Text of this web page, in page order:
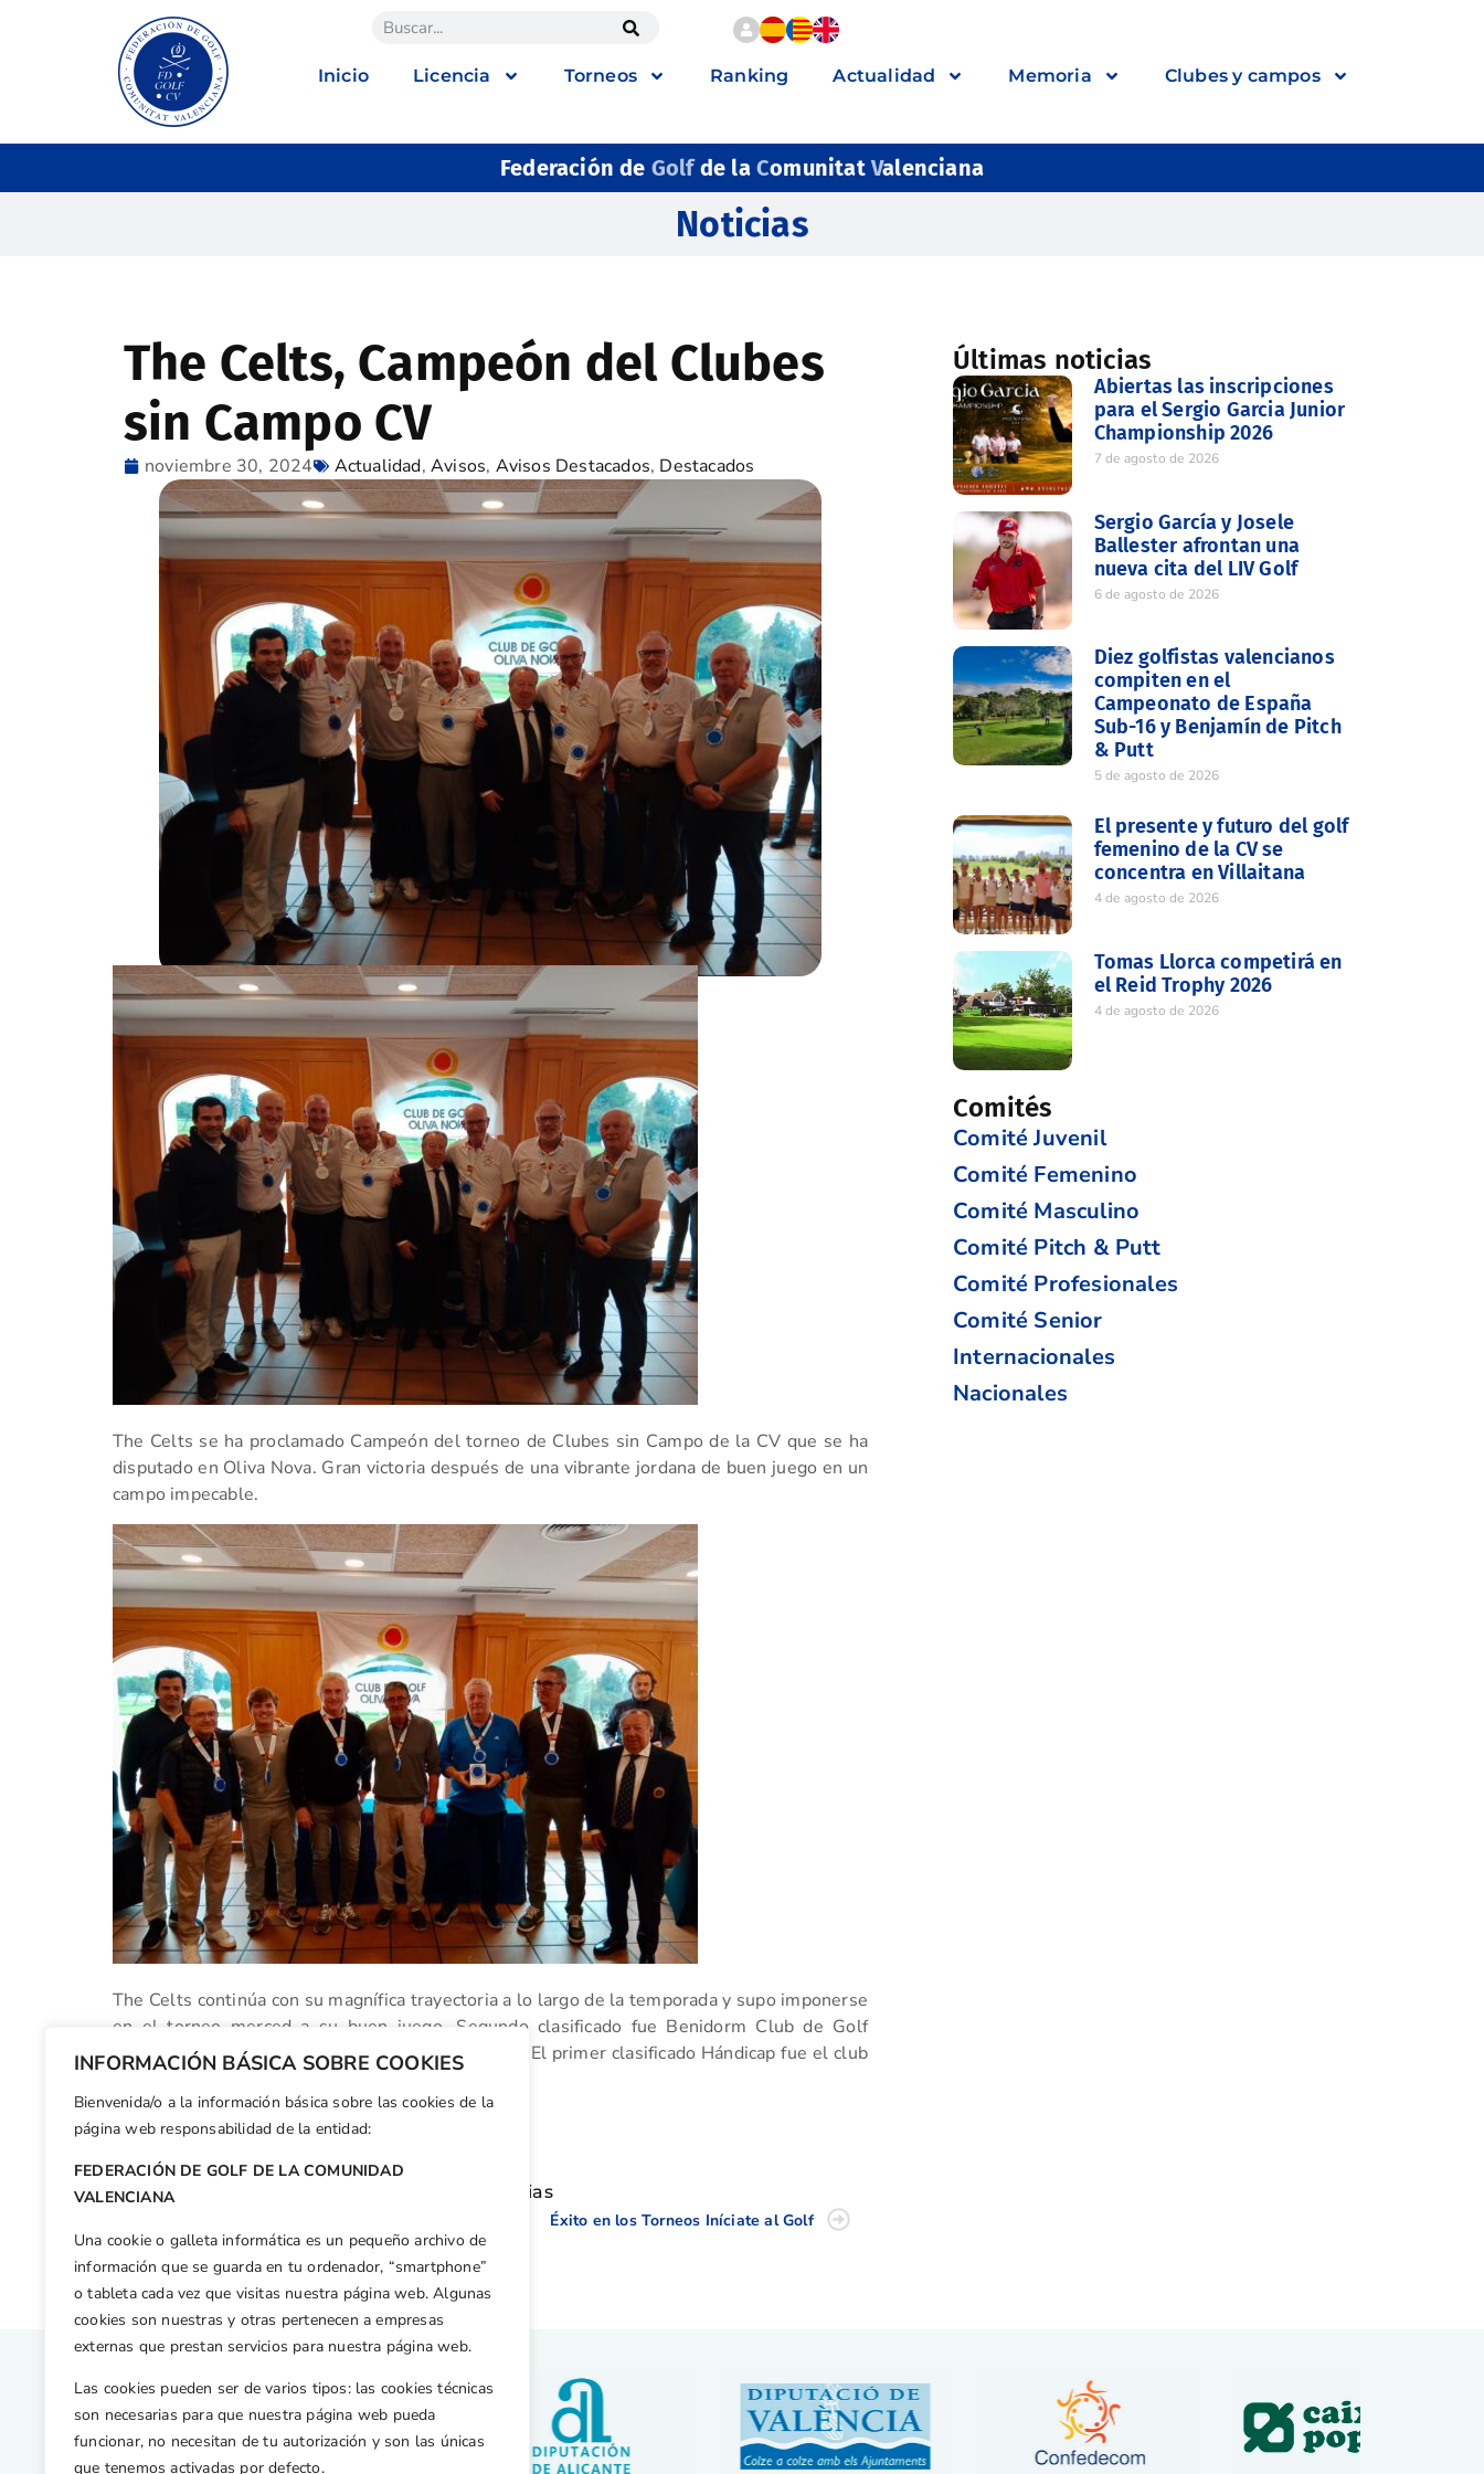
INFORMACIÓN BÁSICA SOBRE COOKIES
Bienvenida/o a la información básica sobre las cookies de la
página web responsabilidad de la entidad:
FEDERACIÓN DE GOLF DE LA COMUNIDAD
VALENCIANA
Una cookie o galleta informática es un pequeño archivo de
información que se guarda en tu ordenador, “smartphone”
o tableta cada vez que visitas nuestra página web. Algunas
cookies son nuestras y otras pertenecen a empresas
externas que prestan servicios para nuestra página web.
Las cookies pueden ser de varios tipos: las cookies técnicas
son necesarias para que nuestra página web pueda
funcionar, no necesitan de tu autorización y son las únicas
que tenemos activadas por defecto.
Inicio Licencia Torneos Ranking Actualidad Memoria Clubes y campos
Federación de Golfde la ComunitatValenciana
Noticias
The Celts, Campeón del Clubes
sin Campo CV
noviembre 30, 2024 Actualidad,Avisos, Avisos Destacados, Destacados
The Celts se ha proclamado Campeón del torneo de Clubes sin Campo de la CV que se ha
disputado en Oliva Nova. Gran victoria después de una vibrante jordana de buen juego en un
campo impecable.
The Celts continúa con su magnífica trayectoria a lo largo de la temporada y supo imponerse
en el torneo merced a su buen juego. Segundo clasificado fue Benidorm Club de Golf
mientras que Ontinyent acabó en tercera posición. El primer clasificado Hándicap fue el club
Facebook
X WhatsApp
LinkedIn
Email
Otras noticias
Éxito en los Torneos Iníciate al Golf
Últimas noticias
Abiertas las inscripciones
para el Sergio Garcia Junior
Championship 2026
7 de agosto de 2026
Sergio García y Josele
Ballester afrontan una
nueva cita del LIV Golf
6 de agosto de 2026
Diez golfistas valencianos
compiten en el
Campeonato de España
Sub-16 y Benjamín de Pitch
& Putt
5 de agosto de 2026
El presente y futuro del golf
femenino de la CV se
concentra en Villaitana
4 de agosto de 2026
Tomas Llorca competirá en
el Reid Trophy 2026
4 de agosto de 2026
Comités
Comité Juvenil
Comité Femenino
Comité Masculino
Comité Pitch & Putt
Comité Profesionales
Comité Senior
Internacionales
Nacionales